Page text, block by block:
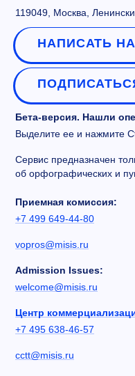
119049, Москва,
НАПИСАТЬ
Бета-версия. Нашли
Выделите ее и нажмите
Сервис предназначен
об орфографических и
Приемная комиссия:
+7 499 649-44-80
vopros@misis.ru
Admission Issues:
welcome@misis.ru
Центр
+7 495 638-46-57
cctt@misis.ru